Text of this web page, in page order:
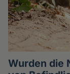
Wurden die